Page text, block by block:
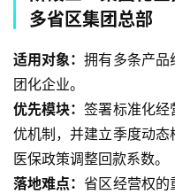
多省区集团总部
适用对象：拥有多条产品
团化企业。
优先模块：签署标准化经
优机制，并建立季度动
医保政策调整回款系数。
落地难点：省区经营权的